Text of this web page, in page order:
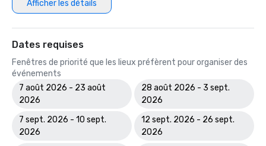
Afficher les détails
Dates requises
Fenêtres de priorité que les lieux préfèrent pour organiser des
événements
7 août 2026 - 23 août
2026
28 août 2026 - 3 sept.
2026
7 sept. 2026 - 10 sept.
2026
12 sept. 2026 - 26 sept.
2026